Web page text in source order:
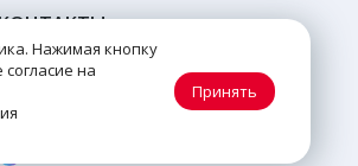
(499) 647-80-74
Нажимая кнопку
на
Принять